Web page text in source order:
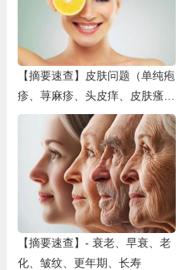
【摘要速查】皮肤问题（单纯疱
疹、荨麻疹、头皮痒、皮肤瘙
痒、扁平苔藓、硬化性苔藓（白
【摘要速查】- 衰老、早衰、老
化、皱纹、更年期、长寿